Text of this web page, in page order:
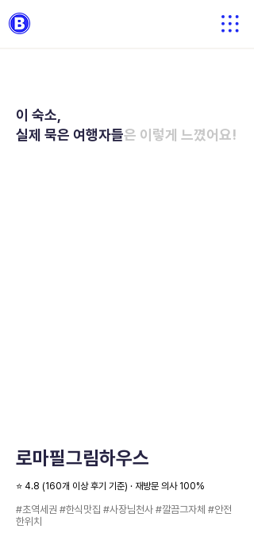
이 숙소,
실제 묵은 여행자들은 이렇게 느꼈어요!
로마필그림하우스
⭐️ 4.8 (160개 이상 후기 기준) · 재방문 의사 100%
#초역세권 #한식맛집 #사장님천사 #깔끔그자체 #안전
한위치